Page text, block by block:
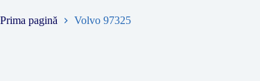
Prima pagină Volvo 97325